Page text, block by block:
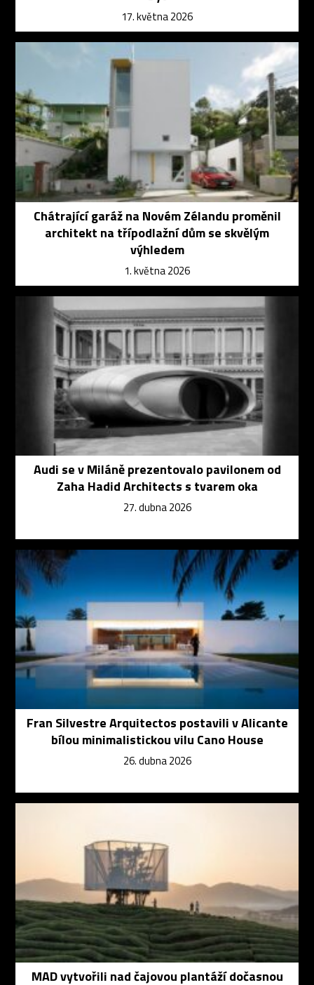
17. května 2026
Chátrající garáž na Novém Zélandu proměnil
architekt na třípodlažní dům se skvělým
výhledem
1. května 2026
Audi se v Miláně prezentovalo pavilonem od
Zaha Hadid Architects s tvarem oka
27. dubna 2026
Fran Silvestre Arquitectos postavili v Alicante
bílou minimalistickou vilu Cano House
26. dubna 2026
MAD vytvořili nad čajovou plantáží dočasnou